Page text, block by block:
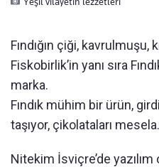
Fındığın çiği, kavrulmuşu,
Fiskobirlik’in yanı sıra
marka.
Fındık mühim bir ürün,
taşıyor, çikolataları mesela.
Nitekim İsviçre’de